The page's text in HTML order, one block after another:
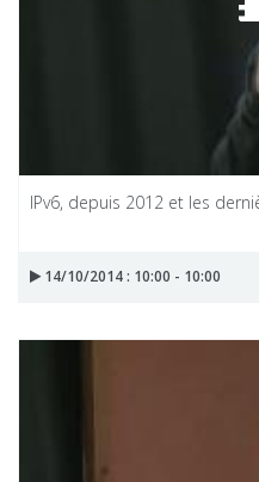
IPv6, depuis 2012 et les
14/10/2014 : 10:00 - 10:00